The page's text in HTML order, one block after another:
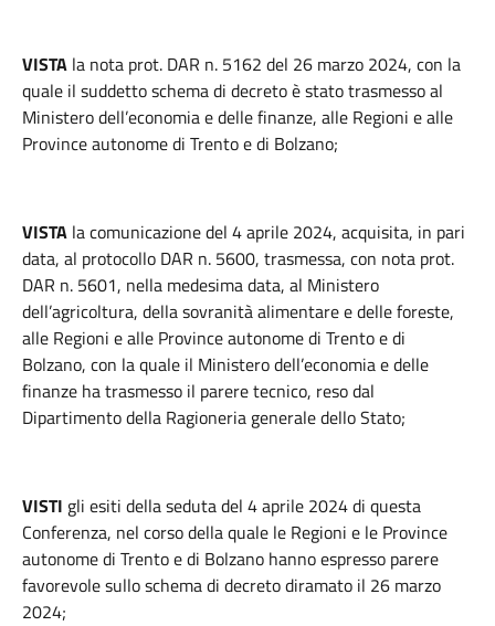
VISTA la nota prot. DAR n. 5162 del 26 marzo 2024, con la
quale il suddetto schema di decreto è stato trasmesso al
Ministero dell’economia e delle finanze, alle Regioni e alle
Province autonome di Trento e di Bolzano;
VISTA la comunicazione del 4 aprile 2024, acquisita, in pari
data, al protocollo DAR n. 5600, trasmessa, con nota prot.
DAR n. 5601, nella medesima data, al Ministero
dell’agricoltura, della sovranità alimentare e delle foreste,
alle Regioni e alle Province autonome di Trento e di
Bolzano, con la quale il Ministero dell’economia e delle
finanze ha trasmesso il parere tecnico, reso dal
Dipartimento della Ragioneria generale dello Stato;
VISTI gli esiti della seduta del 4 aprile 2024 di questa
Conferenza, nel corso della quale le Regioni e le Province
autonome di Trento e di Bolzano hanno espresso parere
favorevole sullo schema di decreto diramato il 26 marzo
2024;